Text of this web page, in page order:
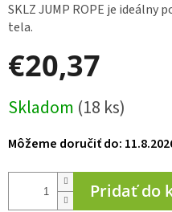
SKLZ JUMP ROPE je ideálny
tela.
€20,37
Jednotková
cena:
Skladom (18 ks)
Môžeme doručiť do:
Pridať do